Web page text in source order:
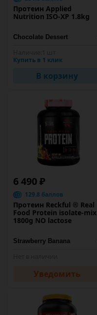
Протеин Applied
Nutrition ISO-XP 1.8kg
Купить в 1 клик
В корзину
6 490 ₽
129.8 баллов
Протеин Reckful ® Real
Food Protein isolate-mix
1800g NO lactose
Уведомить